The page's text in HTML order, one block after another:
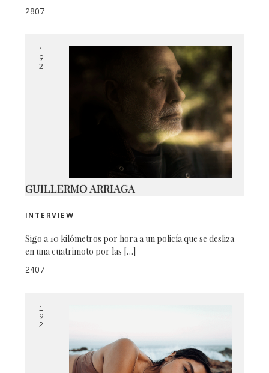
EVA 1
2807
1
9
2
GUILLERMO ARRIAGA
INTERVIEW
Sigo a 10 kilómetros por hora a un policía que se desliza
en una cuatrimoto por las […]
2407
1
9
2